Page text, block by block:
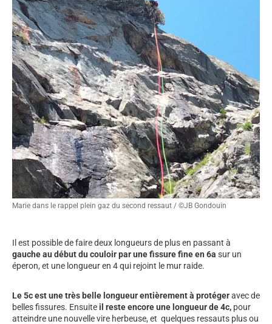
Marie dans le rappel plein gaz du second ressaut / ©JB Gondouin
Il est possible de faire deux longueurs de plus en passant à
gauche au début du couloir par une fissure fine en 6a sur un
éperon, et une longueur en 4 qui rejoint le mur raide.
Le 5c est une très belle longueur entièrement à protégeravec de
belles fissures. Ensuiteil reste encore une longueur de 4c, pour
atteindre une nouvelle vire herbeuse, et quelques ressauts plus ou